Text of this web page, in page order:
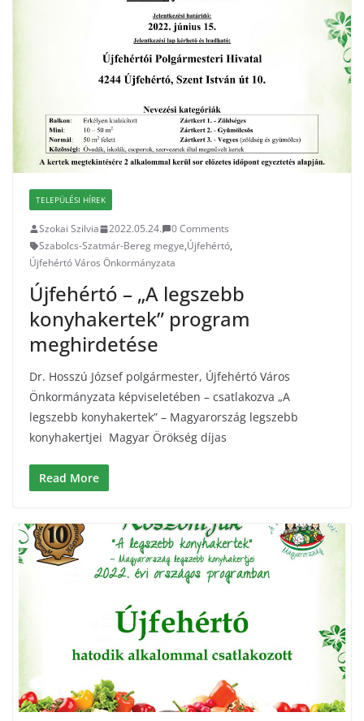
TELEPÜLÉSI HÍREK
Szokai Szilvia 2022.05.24.
0 Comments
Szabolcs-Szatmár-Bereg megye,Újfehértó,
Újfehértó Város Önkormányzata
Újfehértó – „A legszebb
konyhakertek” program
meghirdetése
Dr. Hosszú József polgármester, Újfehértó Város
Önkormányzata képviseletében – csatlakozva „A
legszebb konyhakertek” – Magyarország legszebb
konyhakertjei Magyar Örökség díjas
Read More